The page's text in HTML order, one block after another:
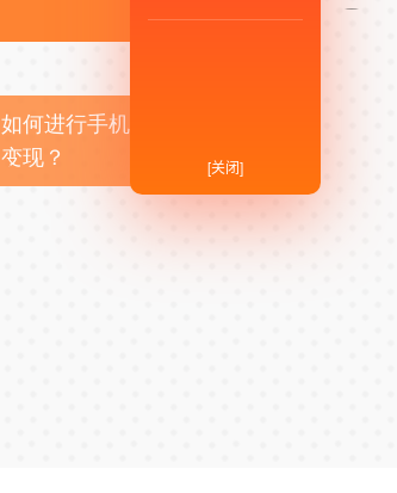
如何进行手机APP商业
变现？
[关闭]